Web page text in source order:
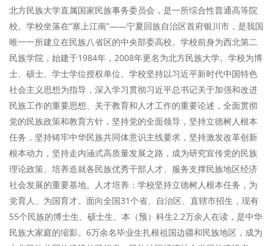
北方民族大学直属国家民族事务委员会，是一所综合性普通高等院
校。学校坐落在“塞上江南”——宁夏回族自治区首府银川市，是我国
唯一一所建立在民族八省区的中央部委高校。学校前身为西北第二
民族学院，始建于1984年，2008年更名为北方民族大学。学校为博
士、硕士、学士学位授权单位。学校坚持以习近平新时代中国特色
社会主义思想为指导，深入学习贯彻习近平总书记关于加强和改进
民族工作的重要思想、关于教育和人才工作的重要论述，全面贯彻
党的民族政策和教育方针，坚持党的全面领导，坚持立德树人根本
任务，坚持铸牢中华民族共同体意识主线要求，坚持激发改革创新
根本动力，坚持走内涵式高质量发展之路，成为研究宣传党的民族
理论政策、培养造就各民族优秀干部人才、服务支撑民族地区经济
社会发展的重要基地。人才培养：学校坚持立德树人根本任务，为
党育人、为国育才。面向全国31个省、自治区、直辖市招生，现有
55个民族的博士生、硕士生、本（预）科生2.2万余人在读，是中华
民族大家庭的缩影。6万余名毕业生扎根祖国边疆和民族地区，成为